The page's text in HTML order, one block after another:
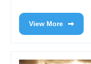
View More